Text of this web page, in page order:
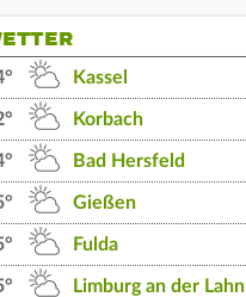
Kassel
Korbach
Bad Hersfeld
Gießen
Fulda
Limburg an der Lahn